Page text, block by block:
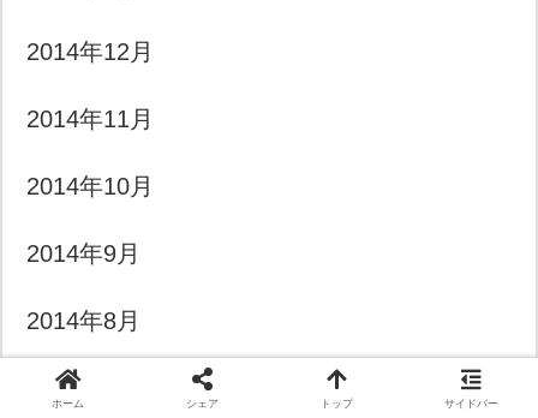
2014年12月
2014年11月
2014年10月
2014年9月
2014年8月
2014年7月
ホーム シェア トップ サイドバー